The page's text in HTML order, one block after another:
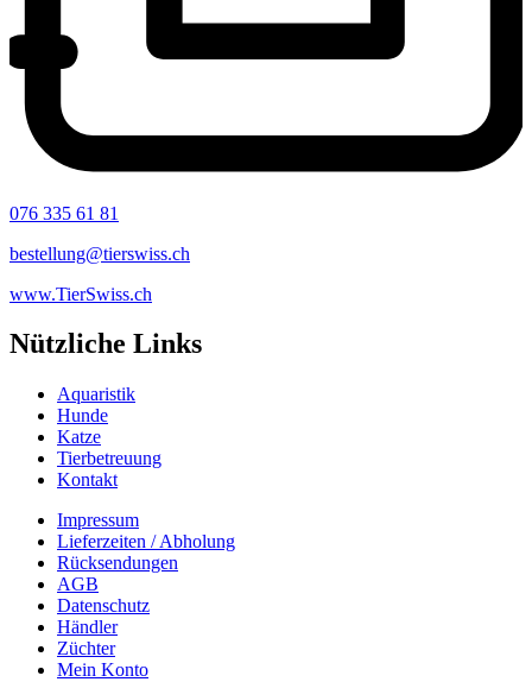
076 335 61 81
bestellung@tierswiss.ch
www.TierSwiss.ch
Nützliche Links
Aquaristik
Hunde
Katze
Tierbetreuung
Kontakt
Impressum
Lieferzeiten / Abholung
Rücksendungen
AGB
Datenschutz
Händler
Züchter
Mein Konto